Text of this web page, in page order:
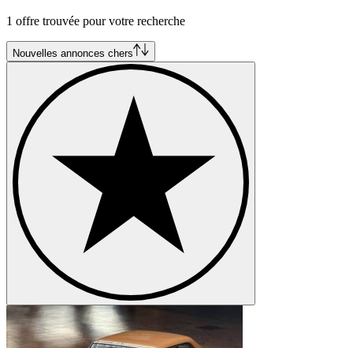
1 offre trouvée pour votre recherche
Nouvelles annonces chers